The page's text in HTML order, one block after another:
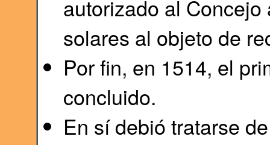
autorizado al
solares al objeto de
Por fin, en 1514, el
concluido.
En sí debió tratarse